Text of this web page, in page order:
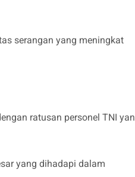
serangan yang meningkat
ratusan personel TNI
yang dihadapi dalam